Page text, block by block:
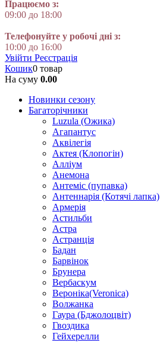
Працюємо з:
09:00 до 18:00
Телефонуйте у робочі дні з:
10:00 до 16:00
Увійти Реєстрація
Кошик0 товар
На суму 0.00
Новинки сезону
Багаторічники
Luzula (Ожика)
Агапантус
Аквілегія
Актея (Клопогін)
Алліум
Анемона
Антеміс (пупавка)
Антеннарія (Котячі лапка)
Армерія
Астильби
Астра
Астранція
Бадан
Барвінок
Брунера
Вербаскум
Вероніка(Veronica)
Волжанка
Гаура (Бджолоцвіт)
Гвоздика
Гейхерелли